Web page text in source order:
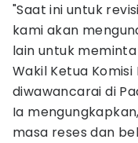
"Saat ini untuk
kami akan
lain untuk
Wakil Ketua Komisi
diwawancarai di
Ia
masa reses dan